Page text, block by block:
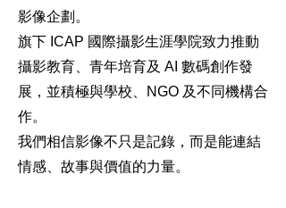
影像企劃。
旗下 ICAP 國際攝影生涯學院致力推動
攝影教育、青年培育及 AI 數碼創作發
展，並積極與學校、NGO 及不同機構合
作。
我們相信影像不只是記錄，而是能連結
情感、故事與價值的力量。